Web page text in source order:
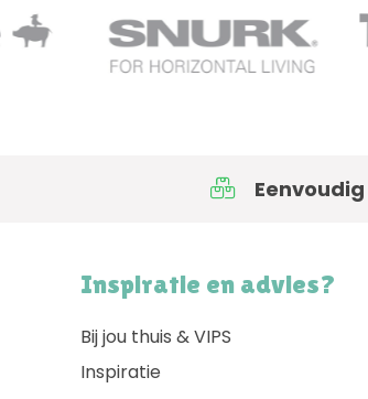
Inspiratie en advies?
Bij jou thuis & VIPS
Inspiratie